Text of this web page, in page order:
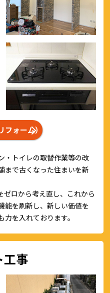
フォーム）
・トイレの取替作業等の改
まで古くなった住まいを新
ゼロから考え直し、これから
能を刷新し、新しい価値を
を入れております。
工事